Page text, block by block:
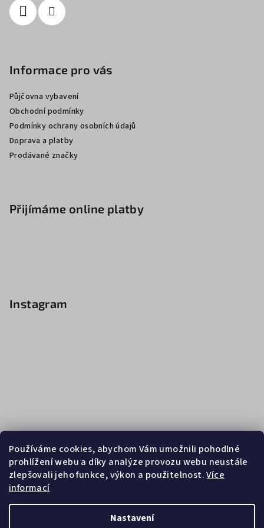
Používáme cookies, abychom Vám umožnili pohodlné
prohlížení webu a díky analýze provozu webu neustále
zlepšovali jeho funkce, výkon a použitelnost.Více
informací
Nastavení
Informace pro vás
Půjčovna vybavení
Obchodní podmínky
Podmínky ochrany osobních údajů
Doprava a platby
Prodávané značky
Přijímáme online platby
Instagram
Sledovat na Instagramu